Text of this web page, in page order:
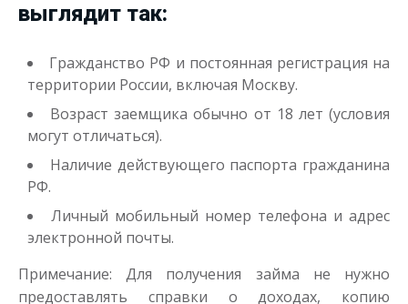
выглядит так:
Гражданство РФ и постоянная регистрация на
территории России, включая Москву.
Возраст заемщика обычно от 18 лет (условия
могут отличаться).
Наличие действующего паспорта гражданина
РФ.
Личный мобильный номер телефона и адрес
электронной почты.
Примечание: Для получения займа не нужно
предоставлять справки о доходах, копию